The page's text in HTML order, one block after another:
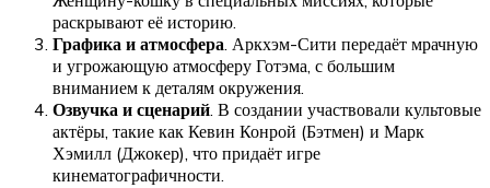
раскрывают её историю.
Графика и атмосфера. Аркхэм-Сити передаёт мрачную
и угрожающую атмосферу Готэма, с большим
вниманием к деталям окружения.
Озвучка и сценарий. В создании участвовали культовые
актёры, такие как Кевин Конрой (Бэтмен) и Марк
Хэмилл (Джокер), что придаёт игре
кинематографичности.